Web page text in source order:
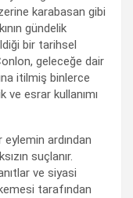
karabasan gibi
gündelik
bir tarihsel
geleceğe dair
itilmiş binlerce
ve esrar kullanımı
ardından
suçlanır.
ve siyasi
tarafından